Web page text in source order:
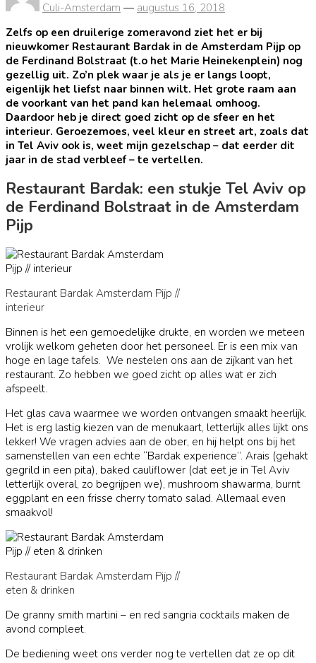
Culi-Amsterdam — augustus 16, 2018
Zelfs op een druilerige zomeravond ziet het er bij
nieuwkomer Restaurant Bardak in de Amsterdam Pijp op
de Ferdinand Bolstraat (t.o het Marie Heinekenplein) nog
gezellig uit. Zo’n plek waar je als je er langs loopt,
eigenlijk het liefst naar binnen wilt. Het grote raam aan
de voorkant van het pand kan helemaal omhoog.
Daardoor heb je direct goed zicht op de sfeer en het
interieur. Geroezemoes, veel kleur en street art, zoals dat
in Tel Aviv ook is, weet mijn gezelschap – dat eerder dit
jaar in de stad verbleef – te vertellen.
Restaurant Bardak: een stukje Tel Aviv op
de Ferdinand Bolstraat in de Amsterdam
Pijp
Restaurant Bardak Amsterdam Pijp //
interieur
Binnen is het een gemoedelijke drukte, en worden we meteen
vrolijk welkom geheten door het personeel. Er is een mix van
hoge en lage tafels. We nestelen ons aan de zijkant van het
restaurant. Zo hebben we goed zicht op alles wat er zich
afspeelt.
Het glas cava waarmee we worden ontvangen smaakt heerlijk.
Het is erg lastig kiezen van de menukaart, letterlijk alles lijkt ons
lekker! We vragen advies aan de ober, en hij helpt ons bij het
samenstellen van een echte “Bardak experience”. Arais (gehakt
gegrild in een pita), baked cauliflower (dat eet je in Tel Aviv
letterlijk overal, zo begrijpen we), mushroom shawarma, burnt
eggplant en een frisse cherry tomato salad. Allemaal even
smaakvol!
Restaurant Bardak Amsterdam Pijp //
eten & drinken
De granny smith martini – en red sangria cocktails maken de
avond compleet.
De bediening weet ons verder nog te vertellen dat ze op dit